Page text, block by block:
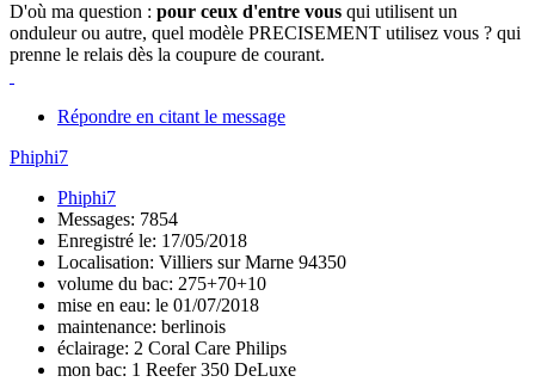
D'où ma question : pour ceux d'entre vous qui utilisent un
onduleur ou autre, quel modèle PRECISEMENT utilisez vous ? qui
prenne le relais dès la coupure de courant.
Répondre en citant le message
Phiphi7
Phiphi7
Messages: 7854
Enregistré le: 17/05/2018
Localisation: Villiers sur Marne 94350
volume du bac: 275+70+10
mise en eau: le 01/07/2018
maintenance: berlinois
éclairage: 2 Coral Care Philips
mon bac: 1 Reefer 350 DeLuxe